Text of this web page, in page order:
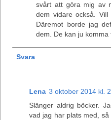
svårt att göra mig av
dem vidare också.
Däremot borde jag
dem. De kan ju
Svara
Lena 3 oktober 2014 kl.
Slänger aldrig böcker.
vad jag har plats med,